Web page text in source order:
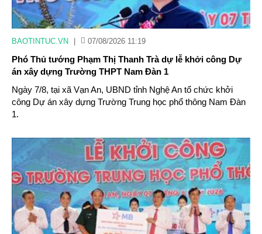
BAOTINTUC.VN 07/08/2026 11:19
Phó Thủ tướng Phạm Thị Thanh Trà dự lễ khởi công Dự
án xây dựng Trường THPT Nam Đàn 1
Ngày 7/8, tại xã Vạn An, UBND tỉnh Nghệ An tổ chức khởi
công Dự án xây dựng Trường Trung học phổ thông Nam Đàn
1.